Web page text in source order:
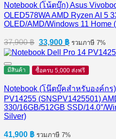
Notebook (โน้ตบุ๊ก) Asus
OLED578WA AMD Ryzen AI 5
OLED/AMD/Windows 11 Home
37,900฿ Original
price
was:
37,900 ฿.
33,900 ฿Current
price
is:
33,900 ฿.
รวมภาษี 7%
มีสินค้า ซื้อครบ 5,000 ส่งฟรี
Notebook (โน๊ตบุ๊คสำหรับองค์กร)
PV14255 (SNSPV1425501)
330/16GB/512GB SSD/14.0″/
Silver)
41,900 ฿ รวมภาษี 7%